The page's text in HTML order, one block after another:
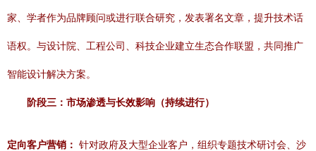
家、学者作为品牌顾问或进行联合研究，发表署名文章，提升技术话
语权。与设计院、工程公司、科技企业建立生态合作联盟，共同推广
智能设计解决方案。
阶段三：市场渗透与长效影响（持续进行）
定向客户营销： 针对政府及大型企业客户，组织专题技术研讨会、沙